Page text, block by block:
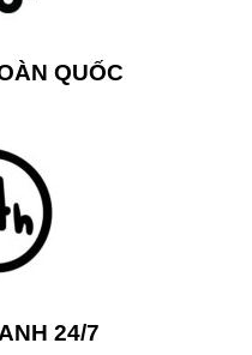
QUỐC
24/7